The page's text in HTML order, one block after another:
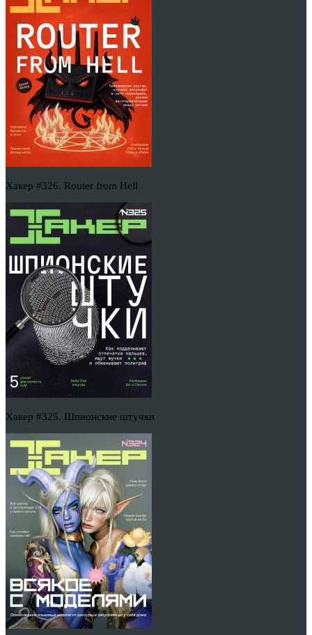
Хакер #326. Router from Hell
Хакер #325. Шпионские штучки